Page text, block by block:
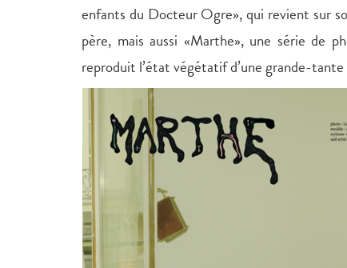
enfants du Docteur Ogre», qui revient sur
père, mais aussi «Marthe», une série de
reproduit l’état végétatif d’une grande-